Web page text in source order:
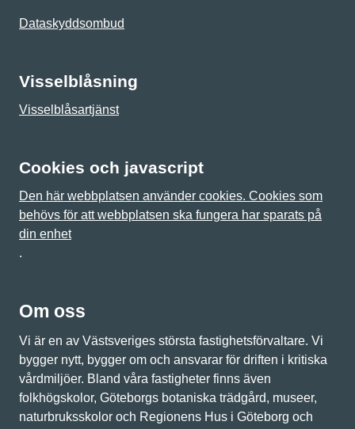
Dataskyddsombud
Visselblåsning
Visselblåsartjänst
Cookies och javascript
Den här webbplatsen använder cookies. Cookies som
behövs för att webbplatsen ska fungera har sparats på
din enhet
.
Om oss
Vi är en av Västsveriges största fastighetsförvaltare. Vi
bygger nytt, bygger om och ansvarar för driften i kritiska
vårdmiljöer. Bland våra fastigheter finns även
folkhögskolor, Göteborgs botaniska trädgård, museer,
naturbruksskolor och Regionens Hus i Göteborg och